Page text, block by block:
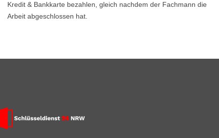
Kredit & Bankkarte bezahlen, gleich nachdem der Fachmann die
Arbeit abgeschlossen hat.